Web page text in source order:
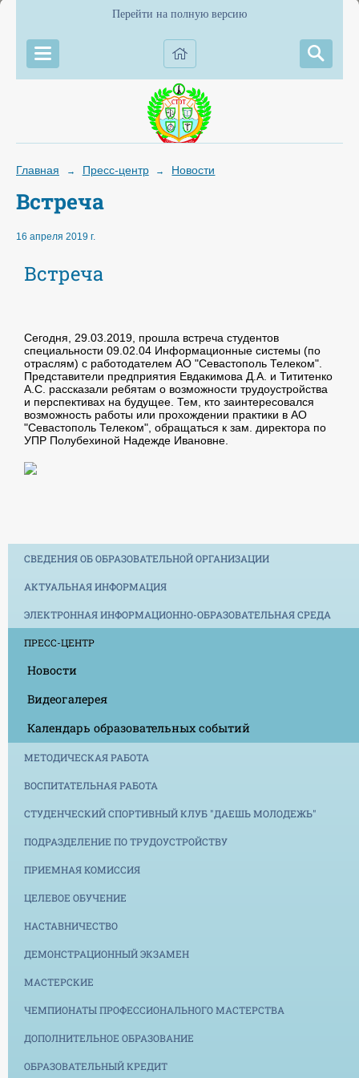
Перейти на полную версию
Главная → Пресс-центр → Новости
Встреча
16 апреля 2019 г.
Встреча
Сегодня, 29.03.2019, прошла встреча студентов
специальности 09.02.04 Информационные системы (по
отраслям) с работодателем АО "Севастополь Телеком".
Представители предприятия Евдакимова Д.А. и Тититенко
А.С. рассказали ребятам о возможности трудоустройства
и перспективах на будущее. Тем, кто заинтересовался
возможность работы или прохождении практики в АО
"Севастополь Телеком", обращаться к зам. директора по
УПР Полубехиной Надежде Ивановне.
СВЕДЕНИЯ ОБ ОБРАЗОВАТЕЛЬНОЙ ОРГАНИЗАЦИИ
АКТУАЛЬНАЯ ИНФОРМАЦИЯ
ЭЛЕКТРОННАЯ ИНФОРМАЦИОННО-ОБРАЗОВАТЕЛЬНАЯ СРЕДА
ПРЕСС-ЦЕНТР
Новости
Видеогалерея
Календарь образовательных событий
МЕТОДИЧЕСКАЯ РАБОТА
ВОСПИТАТЕЛЬНАЯ РАБОТА
СТУДЕНЧЕСКИЙ СПОРТИВНЫЙ КЛУБ "ДАЕШЬ МОЛОДЕЖЬ"
ПОДРАЗДЕЛЕНИЕ ПО ТРУДОУСТРОЙСТВУ
ПРИЕМНАЯ КОМИССИЯ
ЦЕЛЕВОЕ ОБУЧЕНИЕ
НАСТАВНИЧЕСТВО
ДЕМОНСТРАЦИОННЫЙ ЭКЗАМЕН
МАСТЕРСКИЕ
ЧЕМПИОНАТЫ ПРОФЕССИОНАЛЬНОГО МАСТЕРСТВА
ДОПОЛНИТЕЛЬНОЕ ОБРАЗОВАНИЕ
ОБРАЗОВАТЕЛЬНЫЙ КРЕДИТ